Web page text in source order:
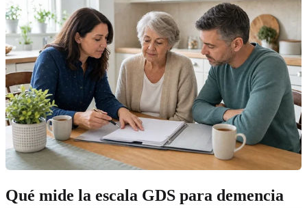
Qué mide la escala GDS para demencia